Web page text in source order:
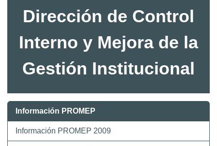
Dirección de Control
Interno y Mejora de la
Gestión Institucional
Información PROMEP
Información PROMEP 2009